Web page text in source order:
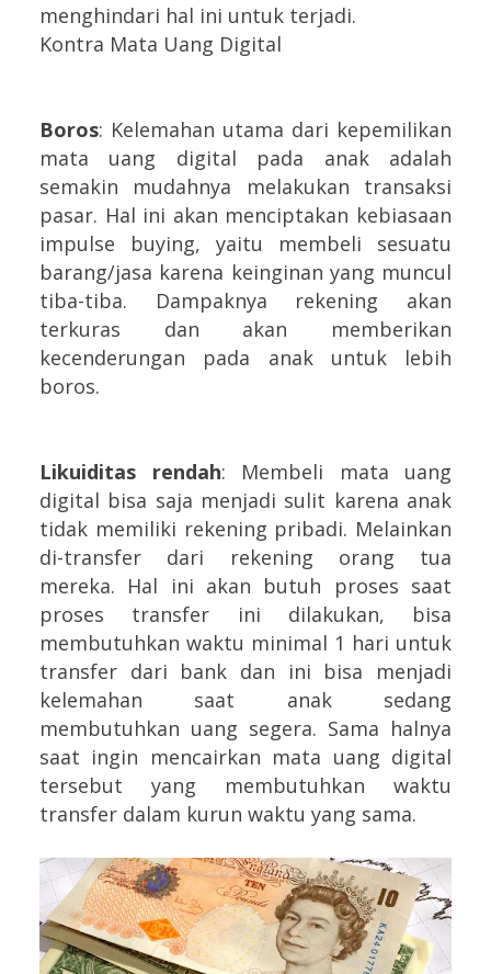
menghindari hal ini untuk terjadi.
Kontra Mata Uang Digital
Boros: Kelemahan utama dari kepemilikan
mata uang digital pada anak adalah
semakin mudahnya melakukan transaksi
pasar. Hal ini akan menciptakan kebiasaan
impulse buying, yaitu membeli sesuatu
barang/jasa karena keinginan yang muncul
tiba-tiba. Dampaknya rekening akan
terkuras dan akan memberikan
kecenderungan pada anak untuk lebih
boros.
Likuiditas rendah: Membeli mata uang
digital bisa saja menjadi sulit karena anak
tidak memiliki rekening pribadi. Melainkan
di-transfer dari rekening orang tua
mereka. Hal ini akan butuh proses saat
proses transfer ini dilakukan, bisa
membutuhkan waktu minimal 1 hari untuk
transfer dari bank dan ini bisa menjadi
kelemahan saat anak sedang
membutuhkan uang segera. Sama halnya
saat ingin mencairkan mata uang digital
tersebut yang membutuhkan waktu
transfer dalam kurun waktu yang sama.